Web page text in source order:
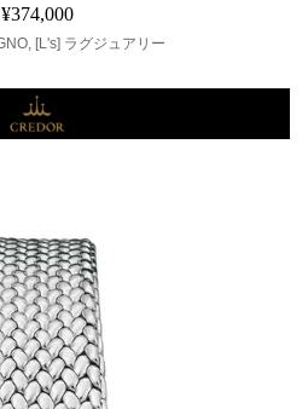
¥374,000
, [L's] ラグジュアリー